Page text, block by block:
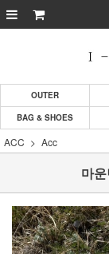
OUTER
BAG & SHOES
ACC Acc
마